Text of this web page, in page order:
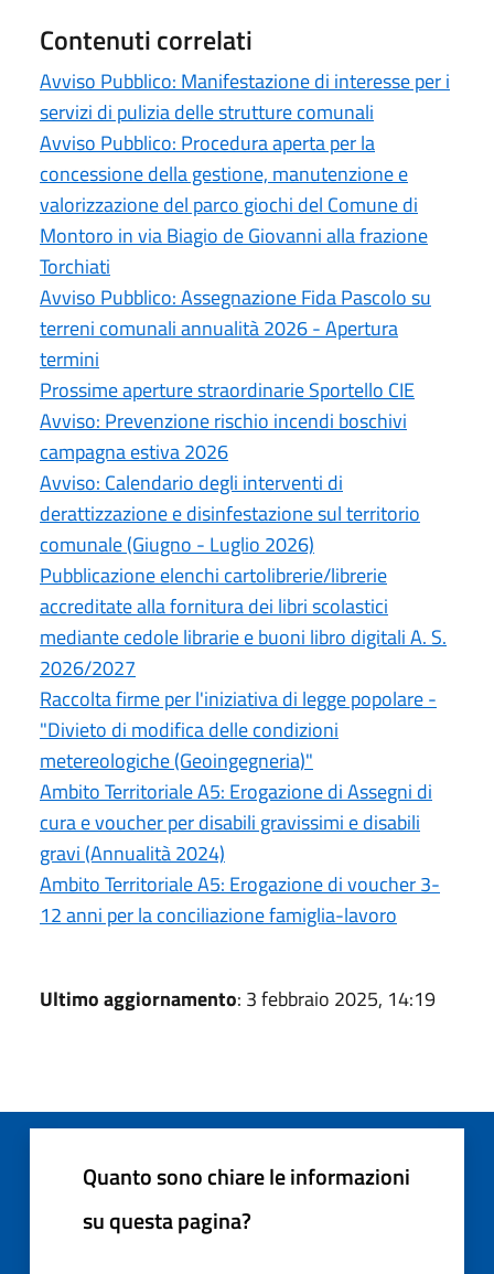
Contenuti correlati
Avviso Pubblico: Manifestazione di interesse per i
servizi di pulizia delle strutture comunali
Avviso Pubblico: Procedura aperta per la
concessione della gestione, manutenzione e
valorizzazione del parco giochi del Comune di
Montoro in via Biagio de Giovanni alla frazione
Torchiati
Avviso Pubblico: Assegnazione Fida Pascolo su
terreni comunali annualità 2026 - Apertura
termini
Prossime aperture straordinarie Sportello CIE
Avviso: Prevenzione rischio incendi boschivi
campagna estiva 2026
Avviso: Calendario degli interventi di
derattizzazione e disinfestazione sul territorio
comunale (Giugno - Luglio 2026)
Pubblicazione elenchi cartolibrerie/librerie
accreditate alla fornitura dei libri scolastici
mediante cedole librarie e buoni libro digitali A. S.
2026/2027
Raccolta firme per l'iniziativa di legge popolare -
"Divieto di modifica delle condizioni
metereologiche (Geoingegneria)"
Ambito Territoriale A5: Erogazione di Assegni di
cura e voucher per disabili gravissimi e disabili
gravi (Annualità 2024)
Ambito Territoriale A5: Erogazione di voucher 3-
12 anni per la conciliazione famiglia-lavoro
Ultimo aggiornamento: 3 febbraio 2025, 14:19
Quanto sono chiare le informazioni
su questa pagina?